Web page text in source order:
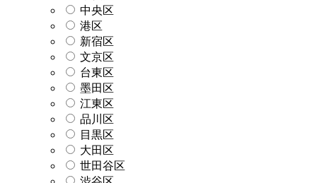
中央区
港区
新宿区
文京区
台東区
墨田区
江東区
品川区
目黒区
大田区
世田谷区